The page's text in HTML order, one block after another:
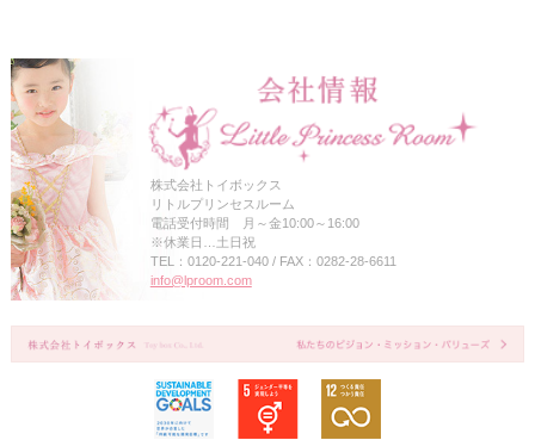
株式会社トイボックス
リトルプリンセスルーム
電話受付時間 月～金10:00～16:00
※休業日…土日祝
TEL：0120-221-040 / FAX：0282-28-6611
info@lproom.com